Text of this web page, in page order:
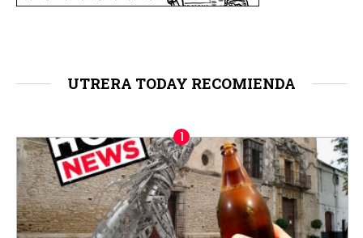
UTRERA TODAY RECOMIENDA